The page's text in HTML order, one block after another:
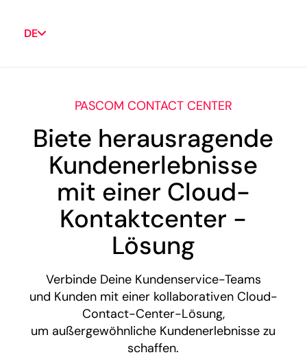
DE
PASCOM CONTACT CENTER
Biete herausragende
Kundenerlebnisse
mit einer Cloud-
Kontaktcenter -
Lösung
Verbinde Deine Kundenservice-Teams
und Kunden mit einer kollaborativen Cloud-
Contact-Center-Lösung,
um außergewöhnliche Kundenerlebnisse zu
schaffen.